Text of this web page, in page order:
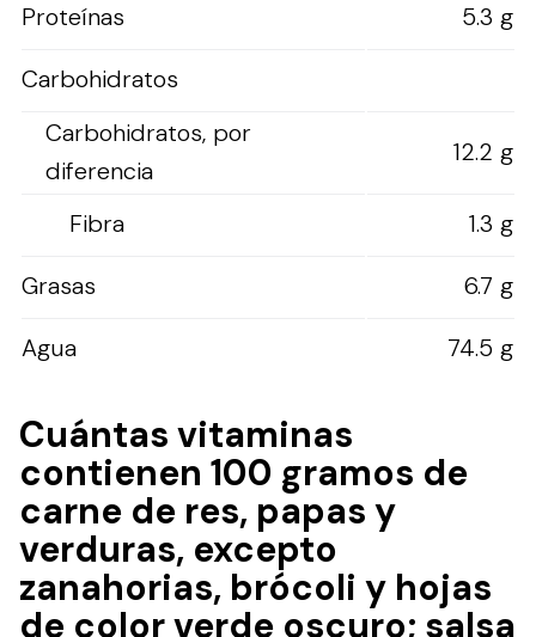
Proteínas
5.3 g
Carbohidratos
Carbohidratos, por
diferencia
12.2 g
Fibra
1.3 g
Grasas
6.7 g
Agua
74.5 g
Cuántas vitaminas
contienen 100 gramos de
carne de res, papas y
verduras, excepto
zanahorias, brócoli y hojas
de color verde oscuro; salsa